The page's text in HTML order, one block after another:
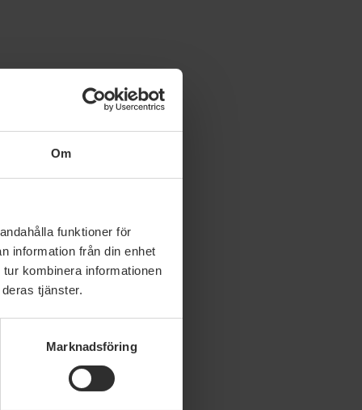
Om
funktioner för
information från din enhet
kombinera informationen
tjänster.
Marknadsföring